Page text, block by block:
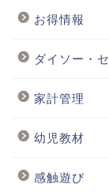
お得情報
ダイソー・
家計管理
幼児教材
感触遊び